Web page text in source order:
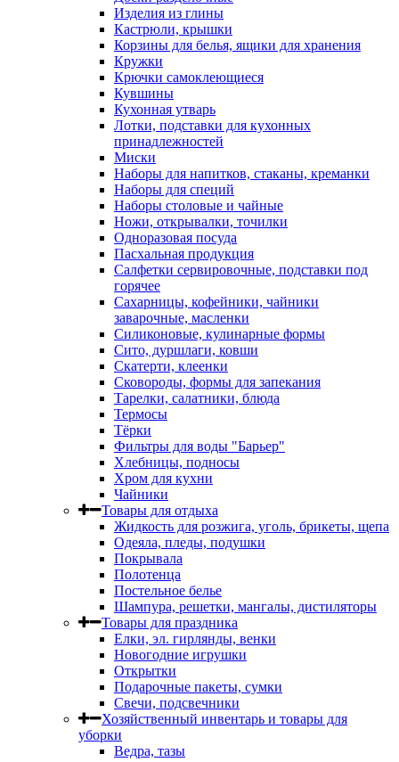
Изделия из глины
Кастрюли, крышки
Корзины для белья, ящики для хранения
Кружки
Крючки самоклеющиеся
Кувшины
Кухонная утварь
Лотки, подставки для кухонных
принадлежностей
Миски
Наборы для напитков, стаканы, креманки
Наборы для специй
Наборы столовые и чайные
Ножи, открывалки, точилки
Одноразовая посуда
Пасхальная продукция
Салфетки сервировочные, подставки под
горячее
Сахарницы, кофейники, чайники
заварочные, масленки
Силиконовые, кулинарные формы
Сито, дуршлаги, ковши
Скатерти, клеенки
Сковороды, формы для запекания
Тарелки, салатники, блюда
Термосы
Тёрки
Фильтры для воды "Барьер"
Хлебницы, подносы
Хром для кухни
Чайники
Товары для отдыха
Жидкость для розжига, уголь, брикеты, щепа
Одеяла, пледы, подушки
Покрывала
Полотенца
Постельное белье
Шампура, решетки, мангалы, дистиляторы
Товары для праздника
Елки, эл. гирлянды, венки
Новогодние игрушки
Открытки
Подарочные пакеты, сумки
Свечи, подсвечники
Хозяйственный инвентарь и товары для
уборки
Ведра, тазы